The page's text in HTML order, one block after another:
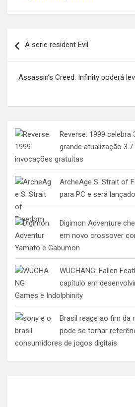
de
A serie resident Evil
Assassin’s Creed: Infinity poderá
Reverse: 1999 celebra
grande atualização
invocações gratuitas
ArcheAge S: Strait of
para PC e será
Digimon Adventure
em novo crossover
Yamato e Gabumon
WUCHANG: Fallen
capítulo em
Games e Indolphinity
Brasil reage ao fim da
pode se tornar
consumidores de jogos digitais